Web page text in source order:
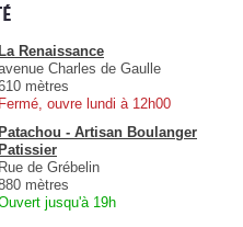
La Renaissance
Charles de Gaulle
mètres
Fermé, ouvre lundi à 12h00
Patachou - Artisan Boulanger
Patissier
Rue de Grébelin
mètres
jusqu'à 19h